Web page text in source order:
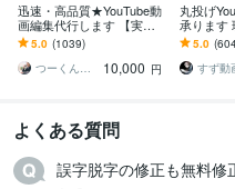
迅速・高品質★YouTube動
画編集代行します 【実績
多数!!】企業・店舗・芸能
事務所等ご依頼いただい
てます
5.0 (1039)
つーくん┃動画編集屋
10,000 円
丸投げ
承ります
効果的な
5.0
よくある質問
誤字脱字の修正も無料修